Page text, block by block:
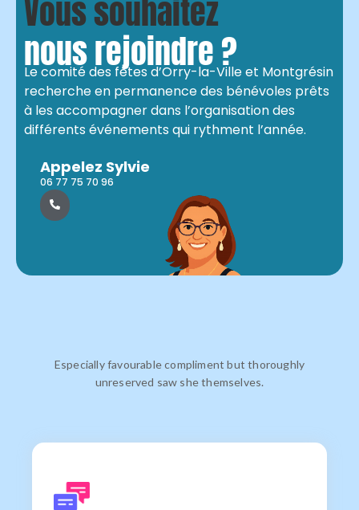
Vous souhaitez
nous rejoindre ?
Le comité des fêtes d’Orry-la-Ville et Montgrésin
recherche en permanence des bénévoles prêts
à les accompagner dans l’organisation des
différents événements qui rythment l’année.
Appelez Sylvie
06 77 75 70 96
Especially favourable compliment but thoroughly
unreserved saw she themselves.